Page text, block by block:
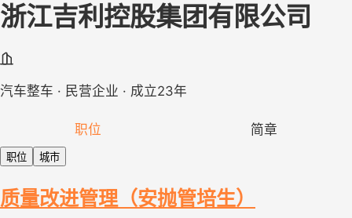
浙江吉利控股集团有限公司
汽车整车 · 民营企业 · 成立23年
职位 简章
职位 城市
质量改进管理（安抛管培生）